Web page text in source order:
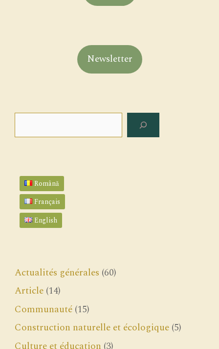
Newsletter
Română
Français
English
Actualités générales (60)
Article (14)
Communauté (15)
Construction naturelle et écologique (5)
Culture et éducation (3)